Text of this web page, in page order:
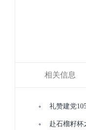
相关信息
礼赞建党
赴石榴籽杯